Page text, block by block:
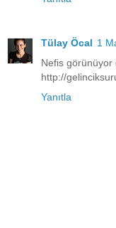
Tülay Öcal 1
Nefis görünüyor
http://
Yanıtla